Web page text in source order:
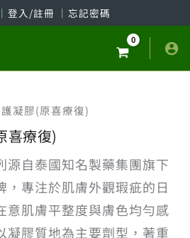
│ 登入/註冊 │ 忘記密碼
凝膠(原喜療復)
喜療復)
源自泰國知名製藥集團旗下
，專注於肌膚外觀瑕疵的日
意肌膚平整度與膚色均勻感
凝膠質地為主要劑型，著重